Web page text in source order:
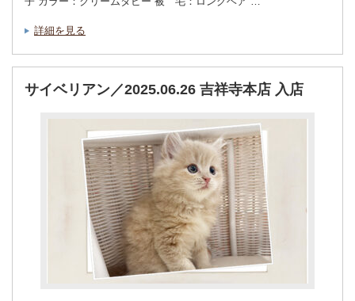
詳細を見る
サイベリアン／2025.06.26 吉祥寺本店 入店